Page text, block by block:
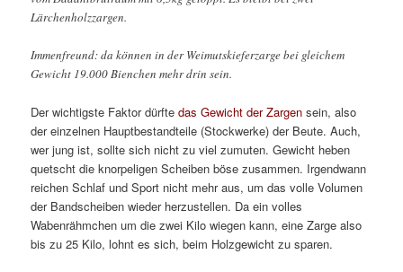
Lärchenholzzargen.
Immenfreund: da können in der Weimutskieferzarge bei gleichem
Gewicht 19.000 Bienchen mehr drin sein.
Der wichtigste Faktor dürftedas Gewicht der Zargen sein, also
der einzelnen Hauptbestandteile (Stockwerke) der Beute. Auch,
wer jung ist, sollte sich nicht zu viel zumuten. Gewicht heben
quetscht die knorpeligen Scheiben böse zusammen. Irgendwann
reichen Schlaf und Sport nicht mehr aus, um das volle Volumen
der Bandscheiben wieder herzustellen. Da ein volles
Wabenrähmchen um die zwei Kilo wiegen kann, eine Zarge also
bis zu 25 Kilo, lohnt es sich, beim Holzgewicht zu sparen.